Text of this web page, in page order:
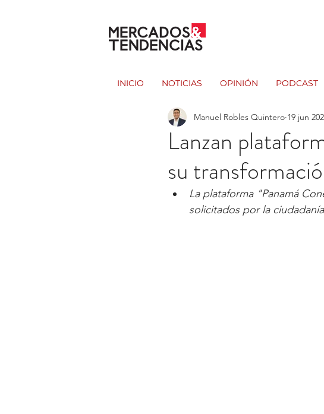
INICIO NOTICIAS OPINIÓN PODCAST
Lanzan
su
Manuel Robles Quintero 19 jun
La plataforma "Panamá
solicitados por la